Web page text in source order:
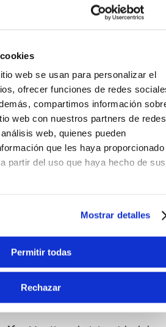
web se usan para personalizar el
ofrecer funciones de redes
compartimos información
web con nuestros partners de redes
web, quienes pueden
que les haya proporcionado
partir del uso que haya hecho de sus
Mostrar detalles
Permitir todas
Rechazar
capacitancia baja de 95
transmisión de señal
flexibilidad:Construido para
intensivo sin comprometer su
y completo:
uniforme.